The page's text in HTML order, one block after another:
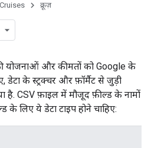
Cruises क्रूज़
योजनाओं और कीमतों को Google के
डेटा के स्ट्रक्चर और फ़ॉर्मैट से जुड़ी
है. CSV फ़ाइल में मौजूद फ़ील्ड के नामों
लिए ये डेटा टाइप होने चाहिए: